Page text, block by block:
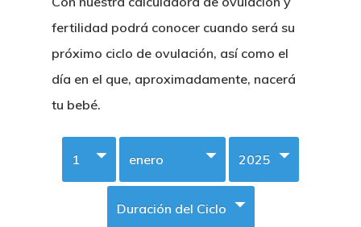
fertilidad podrá conocer cuando será su
próximo ciclo de ovulación, así como el
día en el que, aproximadamente, nacerá
tu bebé.